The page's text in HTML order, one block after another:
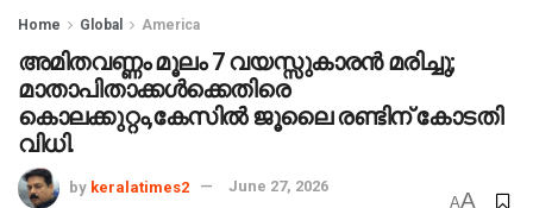
Home Global America
അമിതവണ്ണം മൂലം 7 വയസ്സുകാരൻ മരിച്ചു;
മാതാപിതാക്കൾക്കെതിരെ
കൊലക്കുറ്റം,കേസിൽ ജൂലൈ രണ്ടിന് കോടതി
വിധി.
by keralatimes2 June 27, 2026
AA